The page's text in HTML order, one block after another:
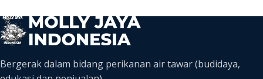
Bergerak dalam bidang perikanan air tawar (budidaya,